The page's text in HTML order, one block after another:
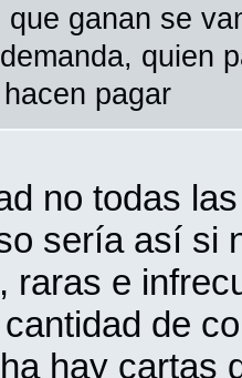
que ganan se
quien
pagar
no todas
sería así si
raras e
de
hay cartas